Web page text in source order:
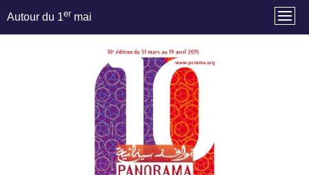
Autour du 1er mai